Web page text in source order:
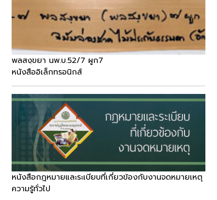
พลสงฺขยา นพ.บ.52/7 ผูก7
หนังสืออิเล็กทรอนิกส์
หนังสือกฎหมายและระเบียบที่เกี่ยวข้องกับงานจดหมายเหตุ
ความรู้ทั่วไป